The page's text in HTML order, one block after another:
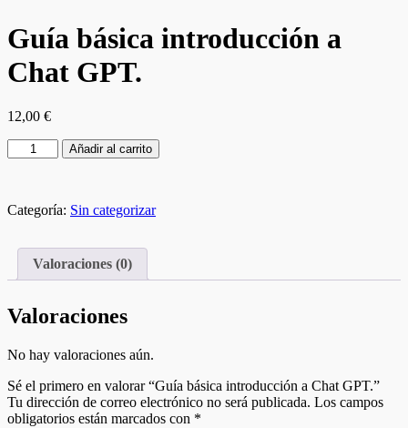
Guía básica introducción a
Chat GPT.
12,00 €
Añadir al carrito
Categoría: Sin categorizar
Valoraciones (0)
Valoraciones
No hay valoraciones aún.
Sé el primero en valorar “Guía básica introducción a Chat GPT.”
Tu dirección de correo electrónico no será publicada. Los campos
obligatorios están marcados con *